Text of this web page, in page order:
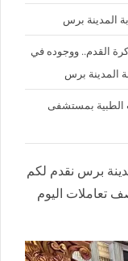
المدينة برس
كرة القدم.. ووجوده في
المدينة برس
الطبية بمستشفى
برس نقدم لكم
تعاملات اليوم